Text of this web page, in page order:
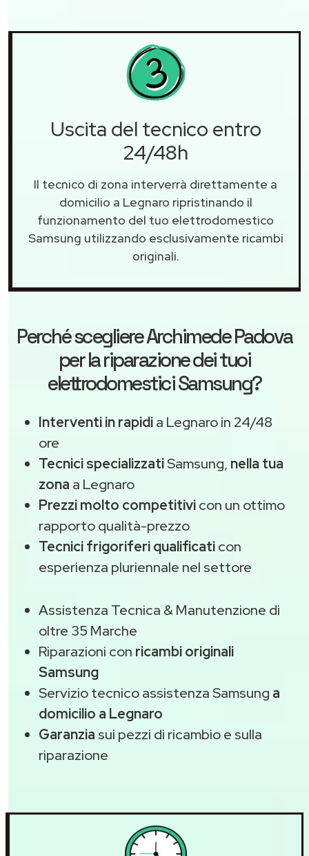
Uscita del tecnico entro
24/48h
Il tecnico di zona interverrà direttamente a
domicilio a Legnaro ripristinando il
funzionamento del tuo elettrodomestico
Samsung utilizzando esclusivamente ricambi
originali.
Perché scegliereArchimede Padova
per la riparazione dei tuoi
elettrodomestici Samsung?
Interventi in rapidia Legnaro in 24/48
ore
Tecnici specializzatiSamsung, nella tua
zona a Legnaro
Prezzi molto competitivicon un ottimo
rapporto qualità-prezzo
Tecnici frigoriferi qualificaticon
esperienza pluriennale nel settore
Assistenza Tecnica & Manutenzione di
oltre 35 Marche
Riparazioni con ricambi originali
Samsung
Servizio tecnico assistenza Samsung a
domicilio a Legnaro
Garanzia sui pezzi di ricambio e sulla
riparazione